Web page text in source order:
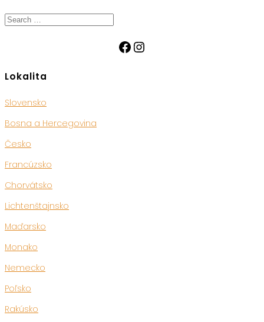
Search
Facebook
Instagram
Lokalita
Slovensko
Bosna a Hercegovina
Česko
Francúzsko
Chorvátsko
Lichtenštajnsko
Maďarsko
Monako
Nemecko
Poľsko
Rakúsko